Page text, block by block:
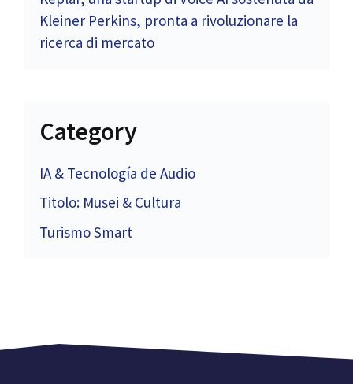
Kleiner Perkins, pronta a rivoluzionare la
ricerca di mercato
Category
IA & Tecnología de Audio
Titolo: Musei & Cultura
Turismo Smart